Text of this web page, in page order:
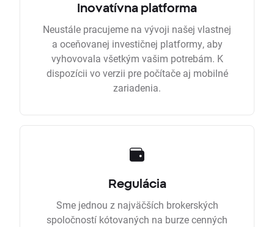
Inovatívna platforma
Neustále pracujeme na vývoji našej vlastnej
a oceňovanej investičnej platformy, aby
vyhovovala všetkým vašim potrebám. K
dispozícii vo verzii pre počítače aj mobilné
zariadenia.
Regulácia
Sme jednou z najväčších brokerských
spoločností kótovaných na burze cenných